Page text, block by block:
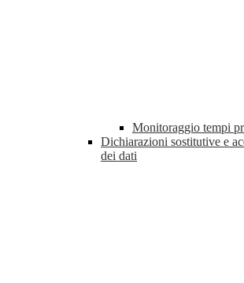
Monitoraggio tempi
Dichiarazioni sostitutive e
dei dati